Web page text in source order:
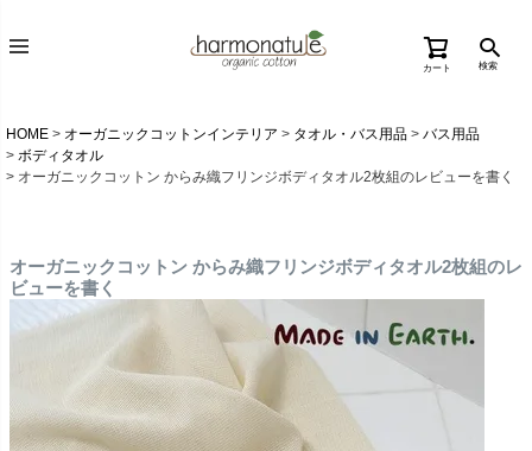
カート 検索
HOME オーガニックコットンインテリア タオル・バス用品
バス用品
ボディタオル
オーガニックコットン からみ織フリンジボディタオル2枚組のレビューを書く
オーガニックコットン からみ織フリンジボディタオル2枚組のレ
ビューを書く